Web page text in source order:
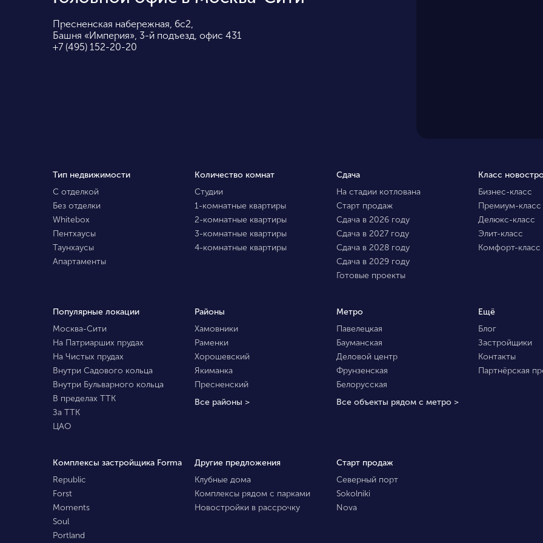
Пресненская набережная, 6с2,
Башня «Империя», 3-й подъезд, офис 431
+7 (495) 152-20-20
Тип недвижимости
С отделкой
Без отделки
Whitebox
Пентхаусы
Таунхаусы
Апартаменты
Количество комнат
Студии
1-комнатные квартиры
2-комнатные квартиры
3-комнатные квартиры
4-комнатные квартиры
Сдача
На стадии котлована
Старт продаж
Сдача в 2026 году
Сдача в 2027 году
Сдача в 2028 году
Сдача в 2029 году
Готовые проекты
Класс
Бизнес-класс
Премиум-класс
Делюкс-класс
Элит-класс
Комфорт-класс
Популярные локации
Москва-Сити
На Патриарших прудах
На Чистых прудах
Внутри Садового кольца
Внутри Бульварного кольца
В пределах ТТК
За ТТК
ЦАО
Районы
Хамовники
Раменки
Хорошевский
Якиманка
Пресненский
Все районы >
Метро
Павелецкая
Бауманская
Деловой центр
Фрунзенская
Белорусская
Все объекты рядом с метро >
Ещё
Блог
Застройщики
Контакты
Партнёрская
Комплексы застройщика Forma
Republic
Forst
Moments
Soul
Portland
Другие предложения
Клубные дома
Комплексы рядом с парками
Новостройки в рассрочку
Старт продаж
Северный порт
Sokolniki
Nova